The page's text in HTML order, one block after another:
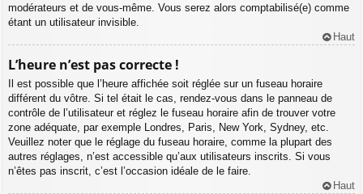
modérateurs et de vous-même. Vous serez alors comptabilisé(e) comme
étant un utilisateur invisible.
Haut
L’heure n’est pas correcte !
Il est possible que l’heure affichée soit réglée sur un fuseau horaire
différent du vôtre. Si tel était le cas, rendez-vous dans le panneau de
contrôle de l’utilisateur et réglez le fuseau horaire afin de trouver votre
zone adéquate, par exemple Londres, Paris, New York, Sydney, etc.
Veuillez noter que le réglage du fuseau horaire, comme la plupart des
autres réglages, n’est accessible qu’aux utilisateurs inscrits. Si vous
n’êtes pas inscrit, c’est l’occasion idéale de le faire.
Haut